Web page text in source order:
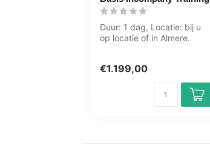
Duur: 1 dag, Locatie: bij u
op locatie of in Almere.
€1.199,00